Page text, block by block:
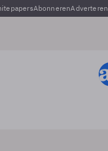
AbonnerenAdverteren